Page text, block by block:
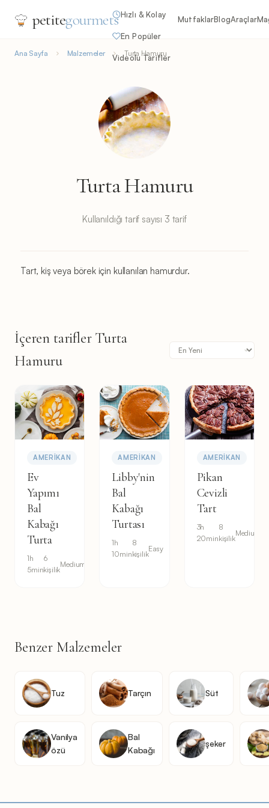
petitegourmets Hızlı & Kolay
En Popüler
Videolu Tarifler
MutfaklarBlogAraçlar
Ana Sayfa Malzemeler Turta Hamuru
Turta Hamuru
Kullanıldığı tarif sayısı 3 tarif
Tart, kiş veya börek için kullanılan hamurdur.
İçeren tarifler Turta
Hamuru
AMERIKAN
Ev
Yapımı
Bal
Kabağı
Turta
1h
5min
6
kişilik
Medium
AMERIKAN
Libby'nin
Bal
Kabağı
Turtası
1h
10min
8
kişilik
Easy
AMERIKAN
Pikan
Cevizli
Tart
3h
20min
8
kişilik
Medium
Benzer Malzemeler
Tuz Tarçın Süt
Vanilya
özü
Bal
Kabağı
şeker